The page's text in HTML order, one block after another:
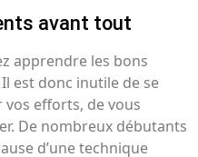
avant tout
apprendre les bons
est donc inutile de se
efforts, de vous
De nombreux débutants
d’une technique